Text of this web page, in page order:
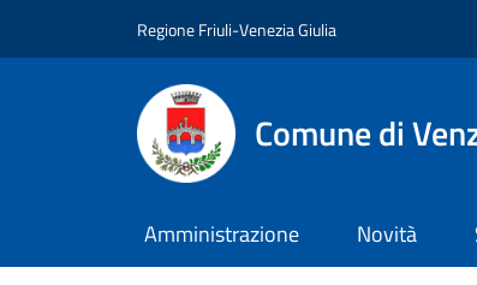
Regione Friuli-Venezia Giulia
Comune di
Amministrazione Novità